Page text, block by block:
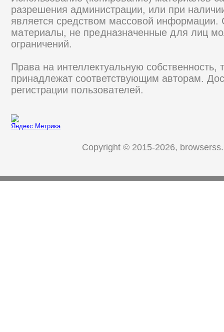
разрешения администрации, или при
является средством массовой информации.
материалы, не предназначенные для лиц
ограничений.
Права на интеллектуальную собственность,
принадлежат соответствующим авторам.
регистрации пользователей.
Copyright © 2015-2026,